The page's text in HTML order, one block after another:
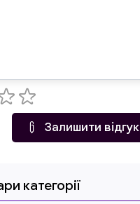
Залишити відгук
категорії